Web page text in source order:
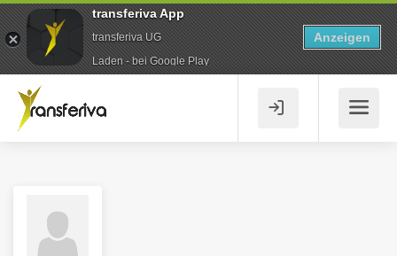
transferiva App
transferiva UG
Laden - bei Google Play
Anzeigen